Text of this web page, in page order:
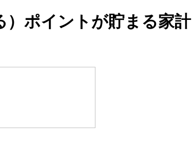
）ポイントが貯まる家計